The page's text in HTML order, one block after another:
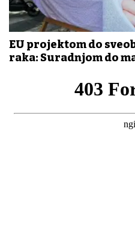
EU projektom do
raka: Suradnjom do